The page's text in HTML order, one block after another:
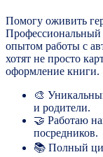
Помогу оживить
Профессиональный
опытом работы с
хотят не просто
оформление книги.
🎨
и родители.
🤝 Работаю
посредников.
📚 Полный